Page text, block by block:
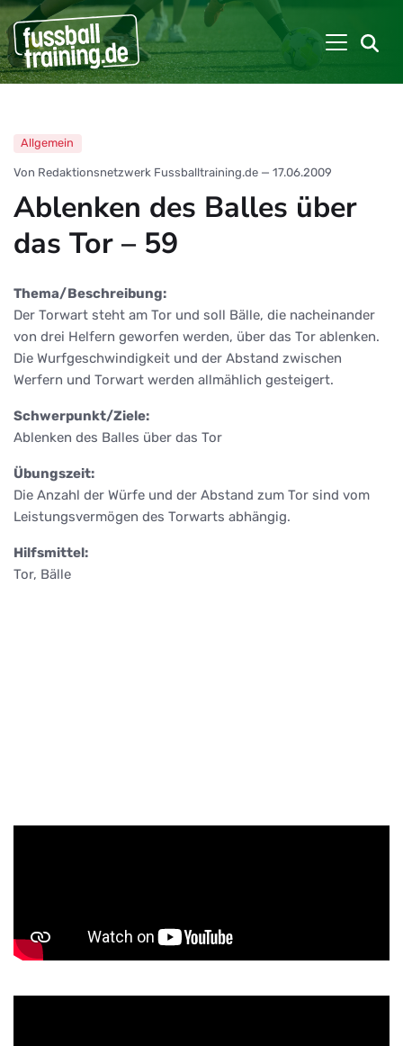
Allgemein
Von Redaktionsnetzwerk Fussballtraining.de — 17.06.2009
Ablenken des Balles über
das Tor – 59
Thema/Beschreibung:
Der Torwart steht am Tor und soll Bälle, die nacheinander
von drei Helfern geworfen werden, über das Tor ablenken.
Die Wurfgeschwindigkeit und der Abstand zwischen
Werfern und Torwart werden allmählich gesteigert.
Schwerpunkt/Ziele:
Ablenken des Balles über das Tor
Übungszeit:
Die Anzahl der Würfe und der Abstand zum Tor sind vom
Leistungsvermögen des Torwarts abhängig.
Hilfsmittel:
Tor, Bälle